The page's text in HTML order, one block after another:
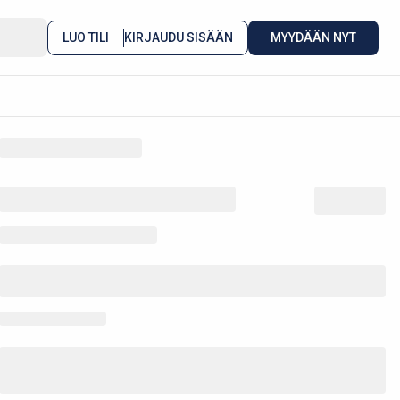
LUO TILI KIRJAUDU SISÄÄN MYYDÄÄN NYT